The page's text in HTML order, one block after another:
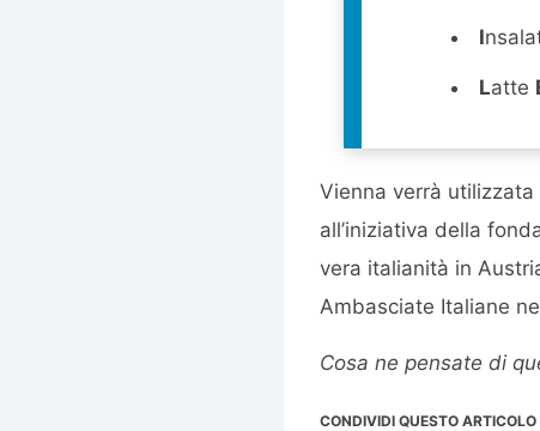
I
Latte
Vienna verrà utilizzata
all’iniziativa della
vera italianità in
Ambasciate Italiane
Cosa ne pensate di
CONDIVIDI QUESTO ARTICOLO